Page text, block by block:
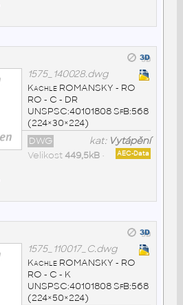
1575_140028.dwg
Kachle ROMANSKY - RO
RO - C - DR
UNSPSC:40101808 SfB:568
(224×30×224)
kat: Vytápění
DWG
AEC-Data
Velikost 449,5kB•
1575_110017_C.dwg
Kachle ROMANSKY - RO
RO - C - K
UNSPSC:40101808 SfB:568
(224×50×224)